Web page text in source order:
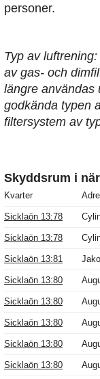
personer.
Typ av
av gas- och
längre användas
godkända typen
filtersystem av
Skyddsrum i
Kvarter
Sicklaön 13:78
Sicklaön 13:78
Sicklaön 13:81
Sicklaön 13:80
Sicklaön 13:80
Sicklaön 13:80
Sicklaön 13:80
Sicklaön 13:80